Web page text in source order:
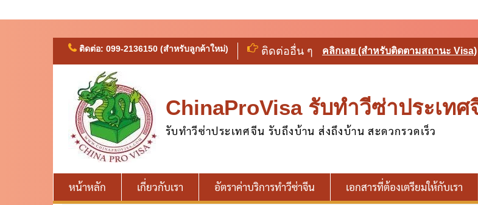
Skip
to
content
ติดต่อ: 099-2136150 (สำหรับลูกค้าใหม่) ติดต่ออื่น ๆ คลิกเลย (สำหรับติดตามสถานะ Visa)
ChinaProVisa รับทำวีซ่าประเทศ
รับทำวีซ่าประเทศจีน รับถึงบ้าน ส่งถึงบ้าน สะดวกรวดเร็ว
หน้าหลัก เกี่ยวกับเรา อัตราค่าบริการทำวีซ่าจีน เอกสารที่ต้องเตรียมให้กับเรา